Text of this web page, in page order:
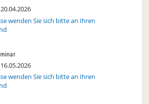
wenden Sie sich bitte an Ihren
wenden Sie sich bitte an Ihren